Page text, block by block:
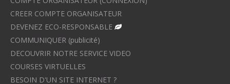
CREER COMPTE ORGANISATEUR
DEVENEZ ECO-RESPONSABLE
COMMUNIQUER (publicité)
DECOUVRIR NOTRE SERVICE VIDEO
COURSES VIRTUELLES
BESOIN D'UN SITE INTERNET ?